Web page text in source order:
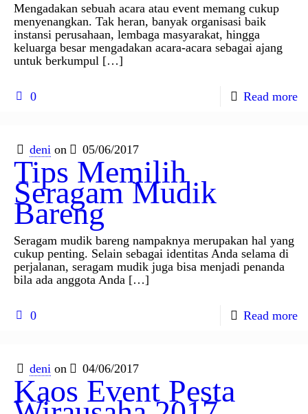
Mengadakan sebuah acara atau event memang cukup
menyenangkan. Tak heran, banyak organisasi baik
instansi perusahaan, lembaga masyarakat, hingga
keluarga besar mengadakan acara-acara sebagai ajang
untuk berkumpul […]
0 Read more
deni on 05/06/2017
Tips Memilih
Seragam Mudik
Bareng
Seragam mudik bareng nampaknya merupakan hal yang
cukup penting. Selain sebagai identitas Anda selama di
perjalanan, seragam mudik juga bisa menjadi penanda
bila ada anggota Anda […]
0 Read more
deni on 04/06/2017
Kaos Event Pesta